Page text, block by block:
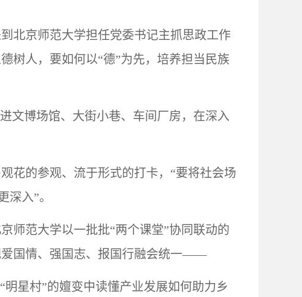
北京师范大学担任党委书记主抓思政工作
树人，要如何以“德”为先，培养担当民族
文博场馆、大街小巷、车间厂房，在深入
花的参观、流于形式的打卡， “要将社会场
深入”。
师范大学以一批批“两个课堂”协同联动的
爱国情、强国志、报国行融会统一——
明星村”的嬗变中读懂产业发展如何助力乡